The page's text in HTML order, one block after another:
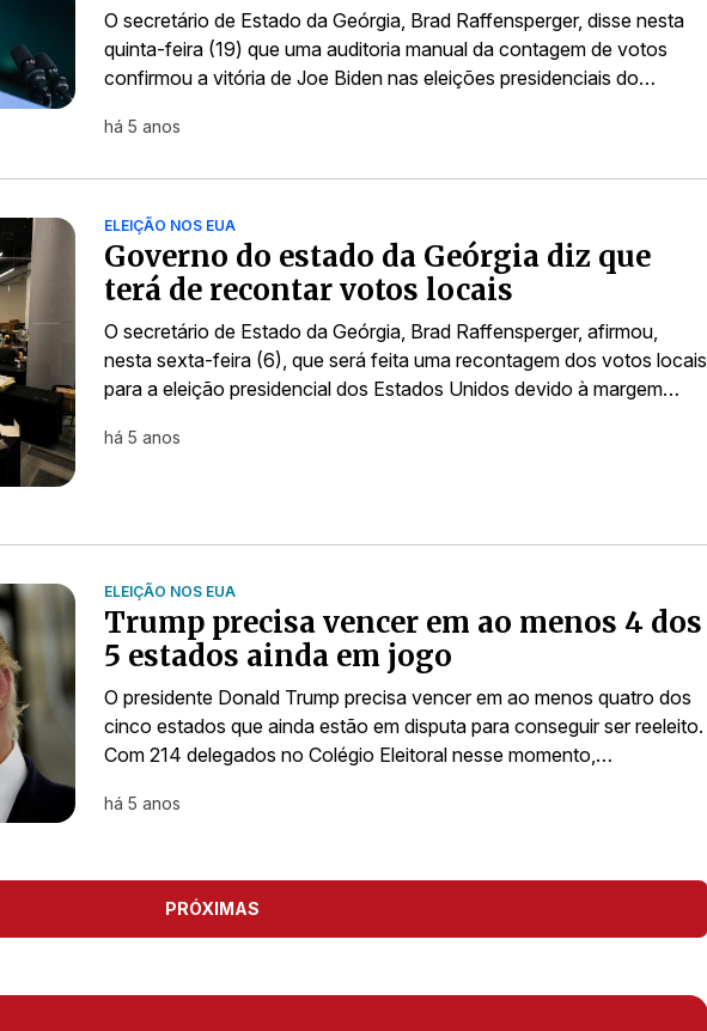
O secretário de Estado da Geórgia, Brad Raffensperger, disse nesta
quinta-feira (19) que uma auditoria manual da contagem de votos
confirmou a vitória de Joe Biden nas eleições presidenciais do…
há 5 anos
ELEIÇÃO NOS EUA
Governo do estado da Geórgia diz que
terá de recontar votos locais
O secretário de Estado da Geórgia, Brad Raffensperger, afirmou,
nesta sexta-feira (6), que será feita uma recontagem dos votos locais
para a eleição presidencial dos Estados Unidos devido à margem…
há 5 anos
ELEIÇÃO NOS EUA
Trump precisa vencer em ao menos 4 dos
5 estados ainda em jogo
O presidente Donald Trump precisa vencer em ao menos quatro dos
cinco estados que ainda estão em disputa para conseguir ser reeleito.
Com 214 delegados no Colégio Eleitoral nesse momento,…
há 5 anos
PRÓXIMAS